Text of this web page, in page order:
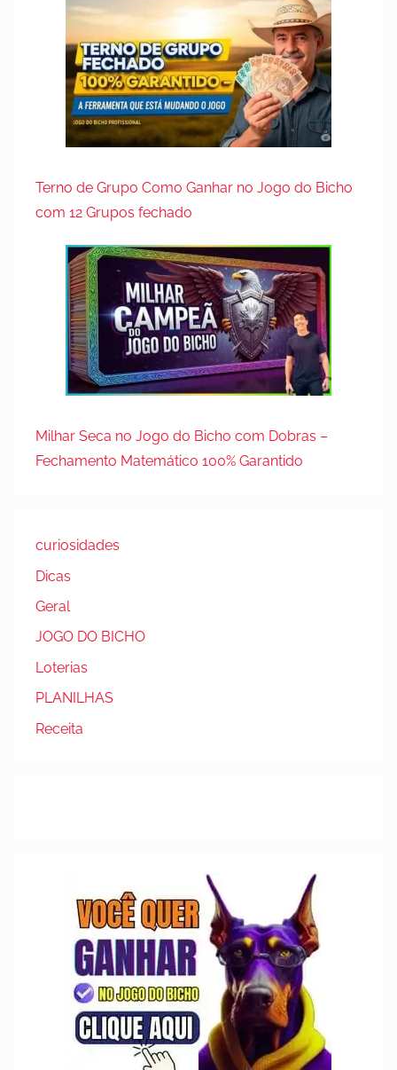
Terno de Grupo Como Ganhar no Jogo do Bicho
com 12 Grupos fechado
Milhar Seca no Jogo do Bicho com Dobras –
Fechamento Matemático 100% Garantido
curiosidades
Dicas
Geral
JOGO DO BICHO
Loterias
PLANILHAS
Receita